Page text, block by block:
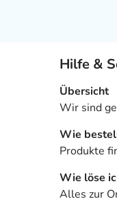
Hilfe &
Übersicht
Wir sind
Wie
Produkte
Wie löse
Alles zur